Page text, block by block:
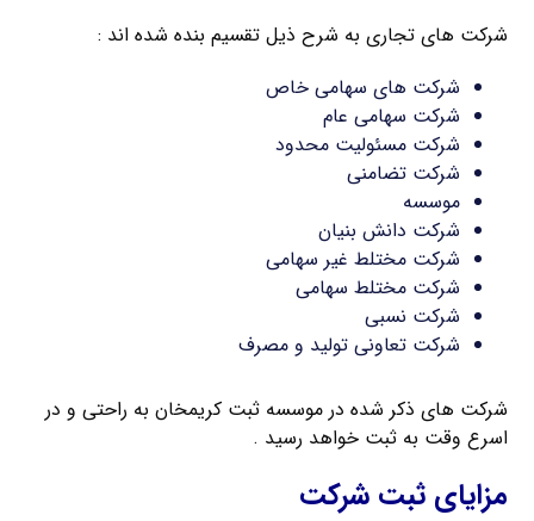
شرکت های تجاری به شرح ذیل تقسیم بنده شده اند :
شرکت های سهامی خاص
شرکت سهامی عام
شرکت مسئولیت محدود
شرکت تضامنی
موسسه
شرکت دانش بنیان
شرکت مختلط غیر سهامی
شرکت مختلط سهامی
شرکت نسبی
شرکت تعاونی تولید و مصرف
شرکت های ذکر شده در موسسه ثبت کریمخان به راحتی و در
اسرع وقت به ثبت خواهد رسید .
مزایای ثبت شرکت